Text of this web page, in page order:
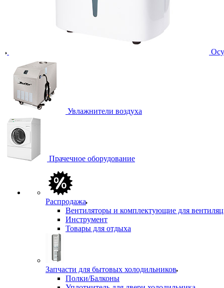
Увлажнители воздуха
Прачечное оборудование
Распродажа
Вентиляторы и комплектующие для
Инструмент
Товары для отдыха
Запчасти для бытовых холодильников
Полки/Балконы